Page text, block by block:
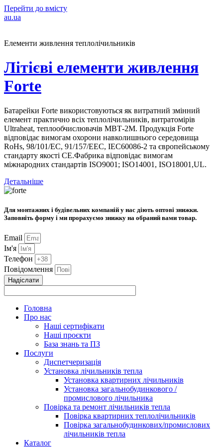
Перейти до вмісту
au.ua
Елементи живлення теплолічильників
Літієві елементи живлення
Forte
Батарейки Forte використовуються як витратний змінний
елемент практично всіх теплолічильників, витратомірів
Ultraheat, теплообчислювачів МВТ-2М. Продукція Forte
відповідає вимогам охорони навколишнього середовища
RoHs, 98/101/ЕС, 91/157/ЕЕС, ІЕС60086-2 та європейському
стандарту якості СЕ.Фабрика відповідає вимогам
міжнародних стандартів ISO9001; ISO14001, ISO18001,UL.
Детальніше
Для монтажних і будівельних компаній у нас діють оптові знижки.
Заповніть форму і ми прорахуємо знижку на обраний вами товар.
Email
Ім'я
Телефон
Повідомлення
Надіслати
Головна
Про нас
Наші сертифікати
Наші проєкти
База знань та ПЗ
Послуги
Диспетчеризація
Установка лічильників тепла
Установка квартирних лічильників
Установка загальнобудинкового /
промислового лічильника
Повірка та ремонт лічильників тепла
Повірка квартирних теплолічильників
Повірка загальнобудинкових/промислових
лічильників тепла
Каталог